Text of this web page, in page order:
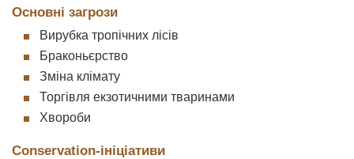
Основні загрози
Вирубка тропічних лісів
Браконьєрство
Зміна клімату
Торгівля екзотичними тваринами
Хвороби
Conservation-ініціативи